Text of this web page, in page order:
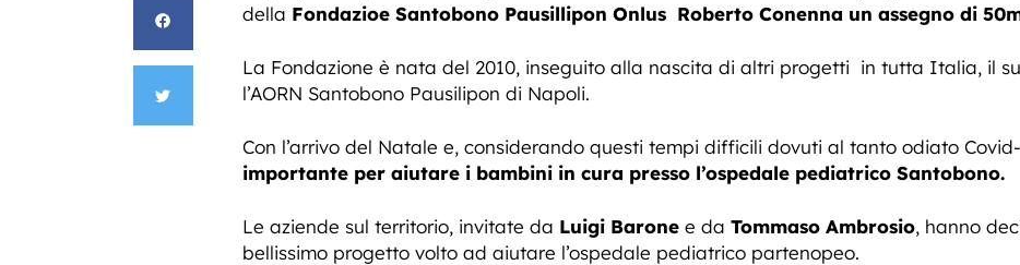
della Fondazioe Santobono Pausillipon Onlus Roberto Conenna un assegno di
La Fondazione è nata del 2010, inseguito alla nascita di altri progetti in tutta Italia, il
l’AORN Santobono Pausilipon di Napoli.
Con l’arrivo del Natale e, considerando questi tempi difficili dovuti al tanto odiato Covid-
importante per aiutare i bambini in cura presso l’ospedale pediatrico Santobono.
Le aziende sul territorio, invitate da Luigi Barone e da Tommaso Ambrosio, hanno
bellissimo progetto volto ad aiutare l’ospedale pediatrico partenopeo.